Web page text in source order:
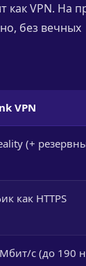
VPN. На
без вечных
VPN
(+
как HTTPS
с (до 190